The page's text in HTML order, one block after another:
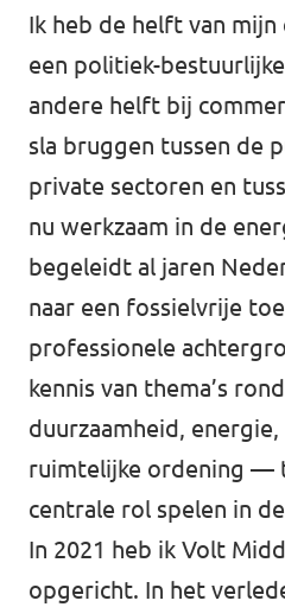
Ik heb de helft van
een politiek-
andere helft bij
sla bruggen tussen de
private sectoren en
nu werkzaam in de
begeleidt al jaren
naar een fossielvrije
professionele
kennis van thema’s
duurzaamheid,
ruimtelijke ordening —
centrale rol spelen in
In 2021 heb ik Volt
opgericht. In het